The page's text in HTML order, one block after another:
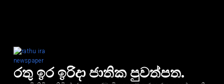
රතු ඉර ඉරිදා ජාතික පුවත්පත.